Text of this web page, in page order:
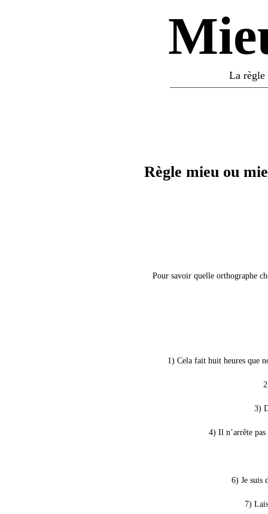
La règle
Pour savoir quelle orthographe
1) Cela fait huit heures que
3)
4) Il n’arrête
6) Je suis
7)
Règle mieu ou